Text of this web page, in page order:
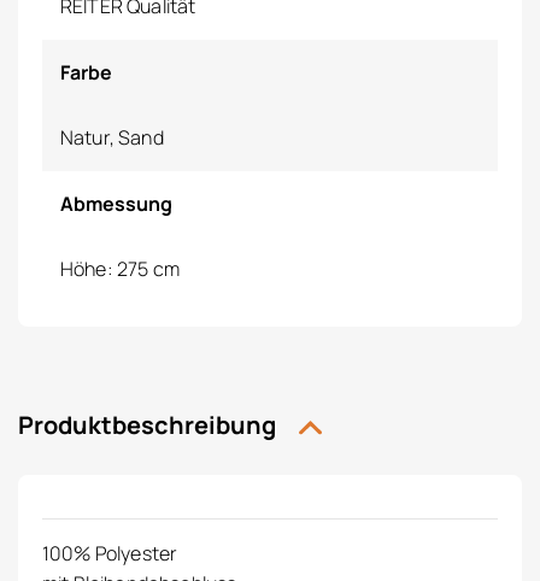
REITER Qualität
Farbe
Natur, Sand
Abmessung
Höhe: 275 cm
Produktbeschreibung
100% Polyester